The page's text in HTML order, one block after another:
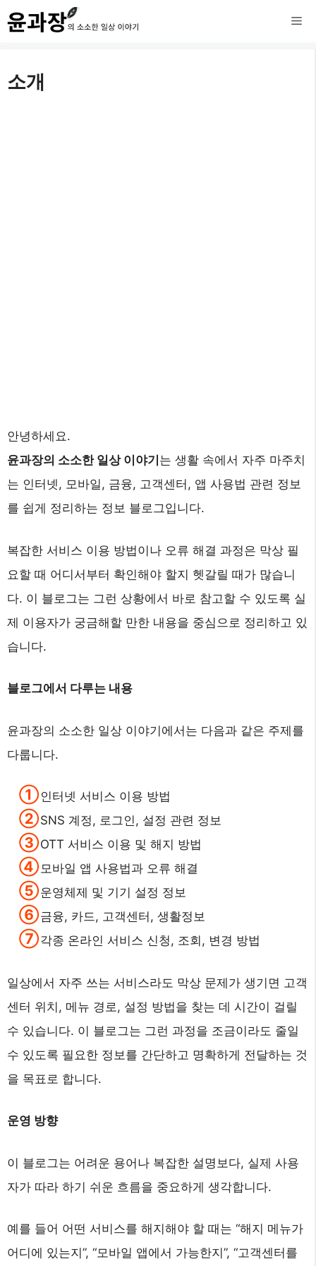
컨
텐
로
메
소개
안녕하세요.
윤과장의 소소한 일상 이야기 는 생활 속에서 자주 마주치
는 인터넷, 모바일, 금융, 고객센터, 앱 사용법 관련 정보
를 쉽게 정리하는 정보 블로그입니다.
복잡한 서비스 이용 방법이나 오류 해결 과정은 막상 필
요할 때 어디서부터 확인해야 할지 헷갈릴 때가 많습니
다. 이 블로그는 그런 상황에서 바로 참고할 수 있도록 실
제 이용자가 궁금해할 만한 내용을 중심으로 정리하고 있
습니다.
블로그에서 다루는 내용
윤과장의 소소한 일상 이야기에서는 다음과 같은 주제를
다룹니다.
인터넷 서비스 이용 방법
SNS 계정, 로그인, 설정 관련 정보
OTT 서비스 이용 및 해지 방법
모바일 앱 사용법과 오류 해결
운영체제 및 기기 설정 정보
금융, 카드, 고객센터, 생활정보
각종 온라인 서비스 신청, 조회, 변경 방법
일상에서 자주 쓰는 서비스라도 막상 문제가 생기면 고객
센터 위치, 메뉴 경로, 설정 방법을 찾는 데 시간이 걸릴
수 있습니다. 이 블로그는 그런 과정을 조금이라도 줄일
수 있도록 필요한 정보를 간단하고 명확하게 전달하는 것
을 목표로 합니다.
운영 방향
이 블로그는 어려운 용어나 복잡한 설명보다, 실제 사용
자가 따라 하기 쉬운 흐름을 중요하게 생각합니다.
예를 들어 어떤 서비스를 해지해야 할 때는 “해지 메뉴가
어디에 있는지”, “모바일 앱에서 가능한지”, “고객센터를